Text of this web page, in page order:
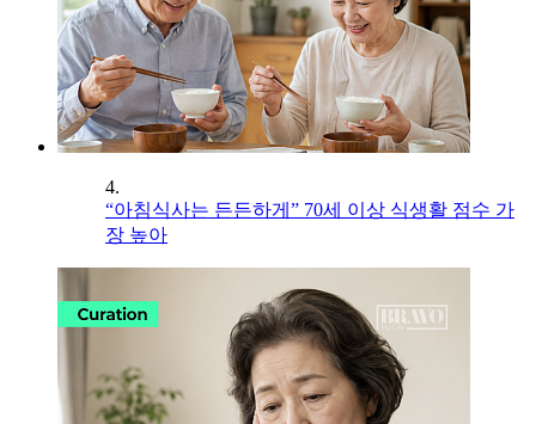
4.
“아침식사는 든든하게” 70세 이상 식생활 점수 가
장 높아